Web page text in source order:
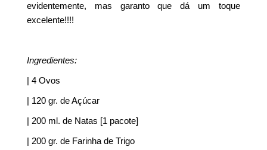
evidentemente, mas garanto que dá um toque
excelente!!!!
Ingredientes:
| 4 Ovos
| 120 gr. de Açúcar
| 200 ml. de Natas [1 pacote]
| 200 gr. de Farinha de Trigo